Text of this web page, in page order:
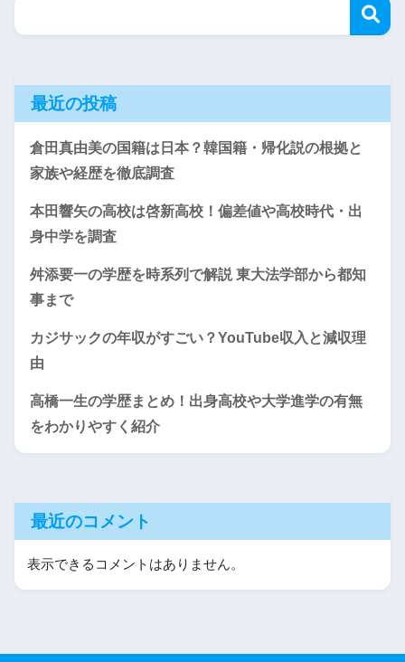
最近の投稿
倉田真由美の国籍は日本？韓国籍・帰化説の根拠と
家族や経歴を徹底調査
本田響矢の高校は啓新高校！偏差値や高校時代・出
身中学を調査
舛添要一の学歴を時系列で解説 東大法学部から都知
事まで
カジサックの年収がすごい？YouTube収入と減収理
由
高橋一生の学歴まとめ！出身高校や大学進学の有無
をわかりやすく紹介
最近のコメント
表示できるコメントはありません。